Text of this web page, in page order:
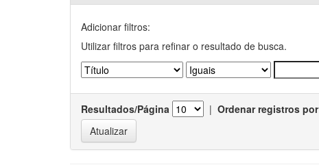
Adicionar filtros:
Utilizar filtros para refinar o resultado de busca.
Resultados/Página | Ordenar registros por